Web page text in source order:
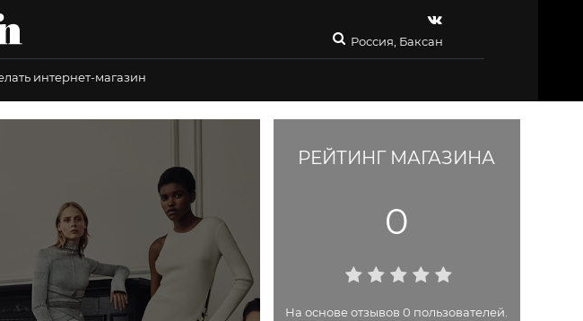
Россия, Баксан
интернет-магазин
РЕЙТИНГ МАГАЗИНА
0
На основе отзывов 0 пользователей.